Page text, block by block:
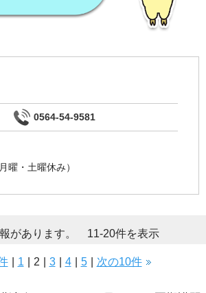
0564-54-9581
曜・土曜休み）
があります。 11-20件を表示
1 2 3 4 5 次の10件